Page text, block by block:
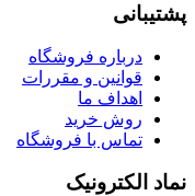
پشتیبانی
درباره فروشگاه
قوانین و مقررات
اهداف ما
روش خرید
تماس با فروشگاه
نماد الکترونیک